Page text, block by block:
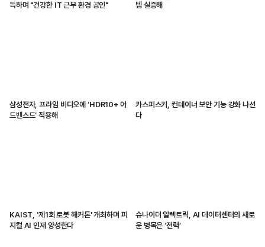
득하며 "건강한 IT 근무 환경 공인"
템 실증해
삼성전자, 프라임 비디오에 ‘HDR10+ 어
드밴스드’ 적용해
카스퍼스키, 컨테이너 보안 기능 강화 나선
다
KAIST, '제1회 로봇 해커톤' 개최하며 피
지컬 AI 인재 양성한다
슈나이더 일렉트릭, AI 데이터센터의 새로
운 병목은 ‘전력’